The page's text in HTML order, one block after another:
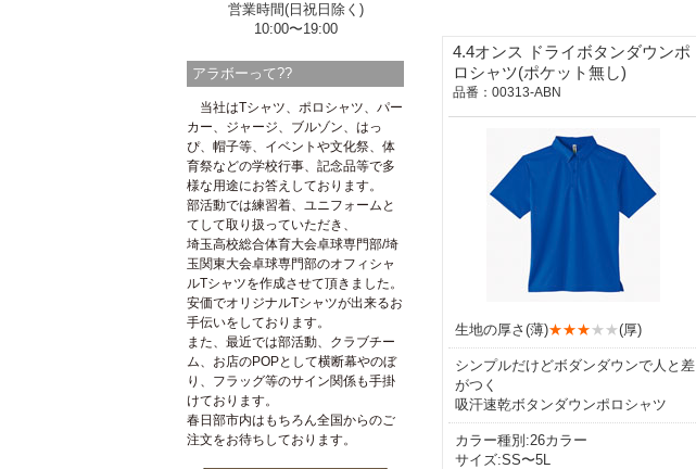
営業時間(日祝日除く)
10:00〜19:00
アラボーって??
当社はTシャツ、ポロシャツ、パー
カー、ジャージ、ブルゾン、はっ
ぴ、帽子等、イベントや文化祭、体
育祭などの学校行事、記念品等で多
様な用途にお答えしております。
部活動では練習着、ユニフォームと
てして取り扱っていただき、
埼玉高校総合体育大会卓球専門部/埼
玉関東大会卓球専門部のオフィシャ
ルTシャツを作成させて頂きました。
安価でオリジナルTシャツが出来るお
手伝いをしております。
また、最近では部活動、クラブチー
ム、お店のPOPとして横断幕やのぼ
り、フラッグ等のサイン関係も手掛
けております。
春日部市内はもちろん全国からのご
注文をお待ちしております。
4.4オンス ドライボタンダウンポ
ロシャツ(ポケット無し)
品番：00313-ABN
生地の厚さ(薄)★★★★★(厚)
シンプルだけどボダンダウンで人と差
がつく
吸汗速乾ボタンダウンポロシャツ
カラー種別:26カラー
サイズ:SS〜5L